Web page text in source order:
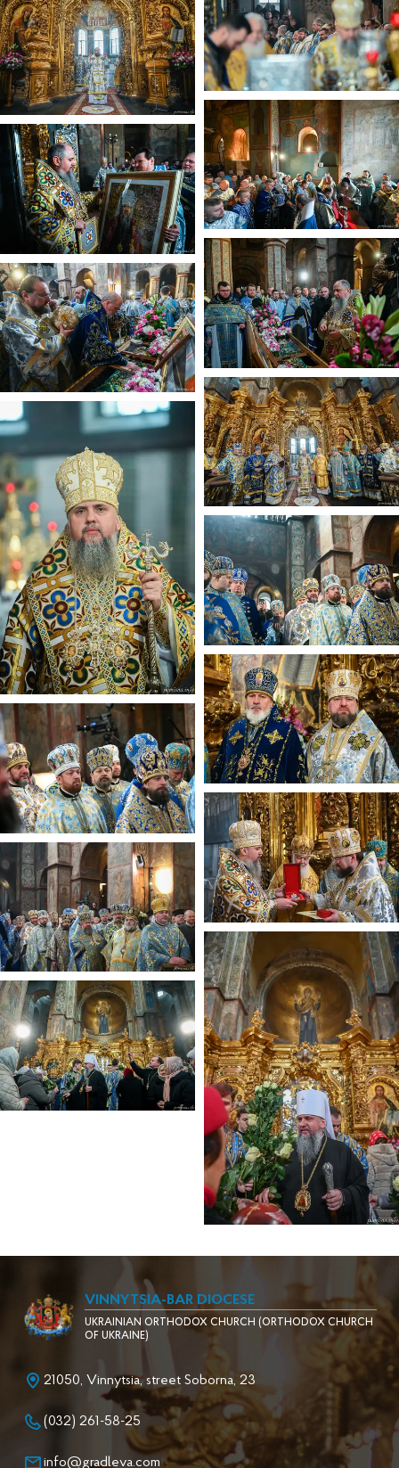
VINNYTSIA-BAR DIOCESE
UKRAINIAN ORTHODOX CHURCH (ORTHODOX CHURCH
OF UKRAINE)
21050, Vinnytsia, street Soborna, 23
(032) 261-58-25
info@gradleva.com